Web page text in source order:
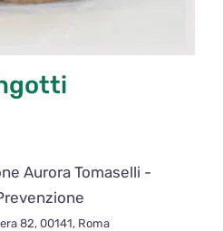
Aurora Tomaselli -
82, 00141, Roma